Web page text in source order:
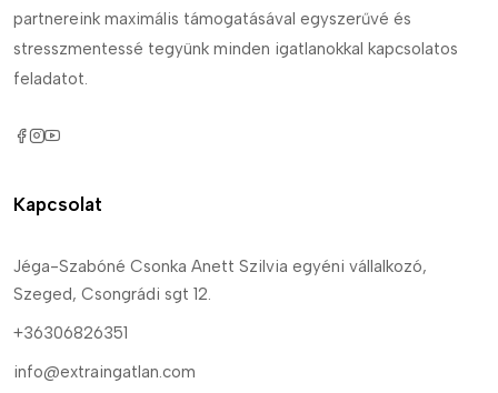
partnereink maximális támogatásával egyszerűvé és
stresszmentessé tegyünk minden igatlanokkal kapcsolatos
feladatot.
Kapcsolat
Jéga-Szabóné Csonka Anett Szilvia egyéni vállalkozó,
Szeged, Csongrádi sgt 12.
+36306826351
info@extraingatlan.com